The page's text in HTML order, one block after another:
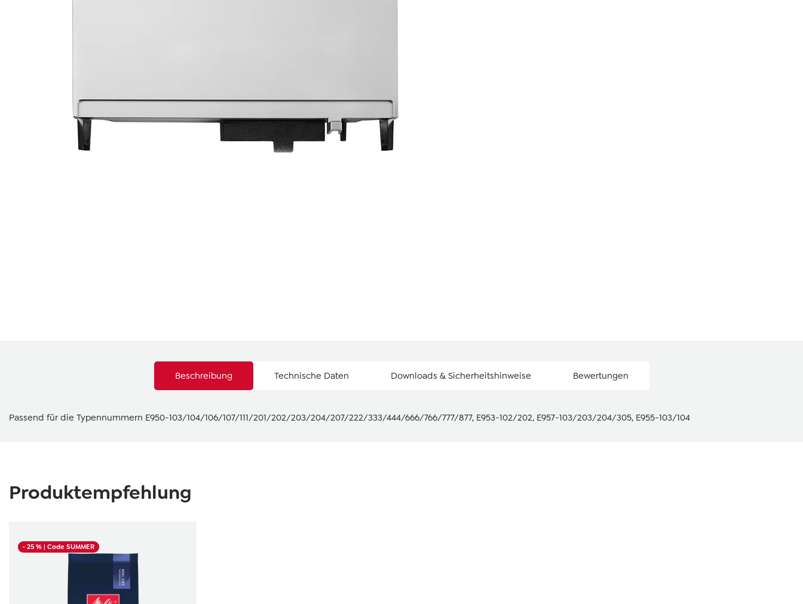
Beschreibung Technische Daten Downloads & Sicherheitshinweise Bewertungen
Passend für die Typennummern E950-103/104/106/107/111/201/202/203/204/207/222/333/444/666/766/777/877, E953-102/202, E957-103/203/204/305, E955-103/104
Produktempfehlung
- 25 %| Code SUMMER